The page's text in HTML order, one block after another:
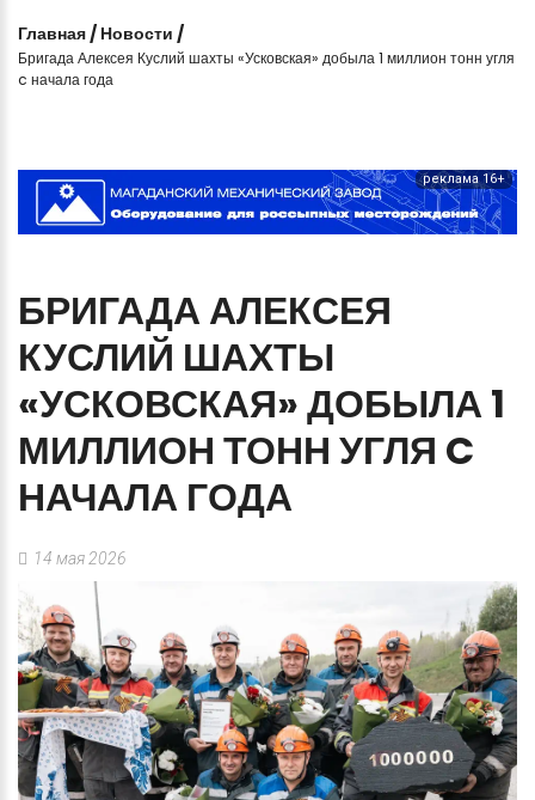
Главная / Новости /
Бригада Алексея Куслий шахты «Усковская» добыла 1 миллион тонн угля
c начала года
реклама 16+
БРИГАДА АЛЕКСЕЯ
КУСЛИЙ ШАХТЫ
«УСКОВСКАЯ»ДОБЫЛА 1
МИЛЛИОН ТОНН УГЛЯ C
НАЧАЛА ГОДА
14 мая 2026